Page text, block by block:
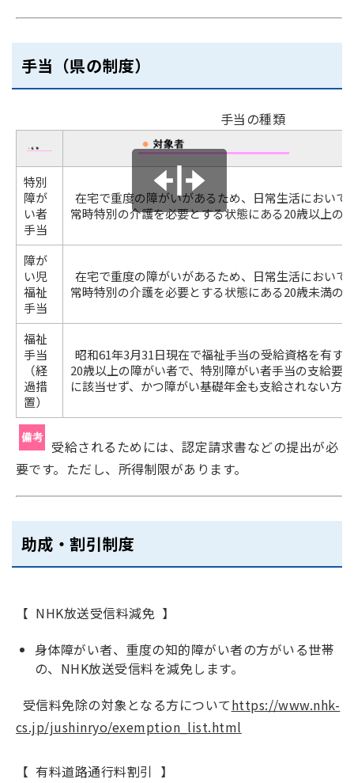
手当（県の制度）
手当の種類
特別
障が
い者
手当
在宅で重度の障がいがあるため、日常生活において
常時特別の介護を必要とする状態にある20歳以上の
障が
い児
福祉
手当
在宅で重度の障がいがあるため、日常生活において
常時特別の介護を必要とする状態にある20歳未満の
福祉
手当
（経
過措
置）
昭和61年3月31日現在で福祉手当の受給資格を有す
20歳以上の障がい者で、特別障がい者手当の支給要
に該当せず、かつ障がい基礎年金も支給されない方
受給されるためには、認定請求書などの提出が必
要です。ただし、所得制限があります。
助成・割引制度
【 NHK放送受信料減免 】
身体障がい者、重度の知的障がい者の方がいる世帯
の、NHK放送受信料を減免します。
受信料免除の対象となる方についてhttps://www.nhk-
cs.jp/jushinryo/exemption_list.html
【 有料道路通行料割引 】